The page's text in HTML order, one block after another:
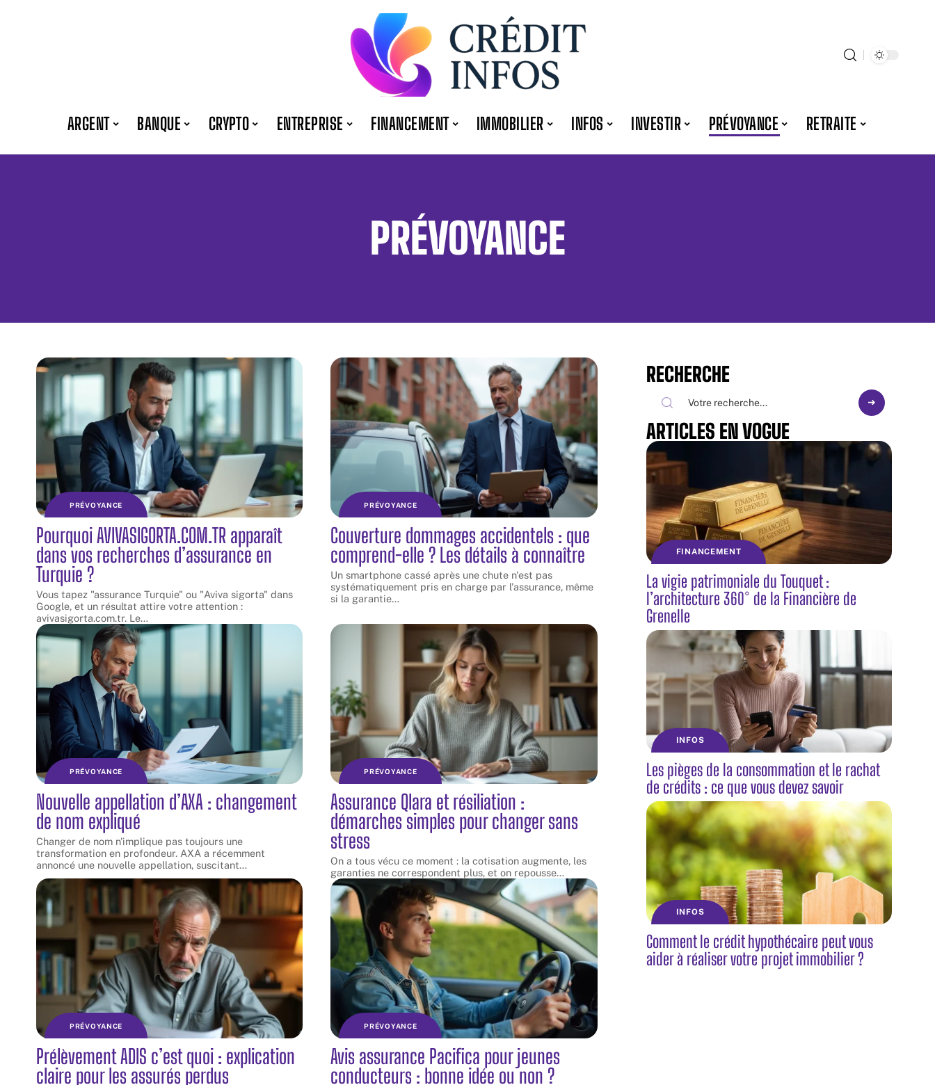
ARGENT BANQUE CRYPTO ENTREPRISE FINANCEMENT IMMOBILIER INFOS INVESTIR PRÉVOYANCE RETRAITE
PRÉVOYANCE
PRÉVOYANCE
Pourquoi AVIVASIGORTA.COM.TR apparaît
dans vos recherches d’assurance en
Turquie ?
Vous tapez "assurance Turquie" ou "Aviva sigorta" dans
Google, et un résultat attire votre attention :
avivasigorta.com.tr. Le…
PRÉVOYANCE
Couverture dommages accidentels : que
comprend-elle ? Les détails à connaître
Un smartphone cassé après une chute n'est pas
systématiquement pris en charge par l'assurance, même
si la garantie…
PRÉVOYANCE
Nouvelle appellation d’AXA : changement
de nom expliqué
Changer de nom n'implique pas toujours une
transformation en profondeur. AXA a récemment
annoncé une nouvelle appellation, suscitant…
PRÉVOYANCE
Assurance Qlara et résiliation :
démarches simples pour changer sans
stress
On a tous vécu ce moment : la cotisation augmente, les
garanties ne correspondent plus, et on repousse…
PRÉVOYANCE
Prélèvement ADIS c’est quoi : explication
claire pour les assurés perdus
PRÉVOYANCE
Avis assurance Pacifica pour jeunes
conducteurs : bonne idée ou non ?
RECHERCHE
ARTICLES EN VOGUE
FINANCEMENT
La vigie patrimoniale du Touquet :
l’architecture 360° de la Financière de
Grenelle
INFOS
Les pièges de la consommation et le rachat
de crédits : ce que vous devez savoir
INFOS
Comment le crédit hypothécaire peut vous
aider à réaliser votre projet immobilier ?